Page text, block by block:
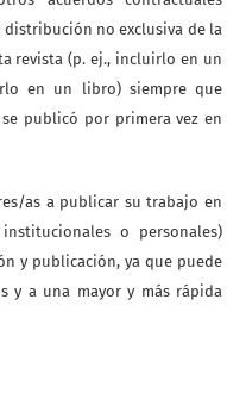
no exclusiva de la
revista (p. ej., incluirlo en un
en un libro) siempre que
publicó por primera vez en
as a publicar su trabajo en
o personales)
y publicación, ya que puede
y a una mayor y más rápida